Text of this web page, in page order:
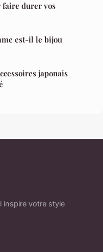
faire durer vos
est-il le bijou
japonais
inspire votre style